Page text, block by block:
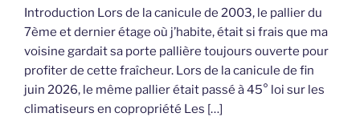
Introduction Lors de la canicule de 2003, le pallier du
7ème et dernier étage où j’habite, était si frais que ma
voisine gardait sa porte pallière toujours ouverte pour
profiter de cette fraîcheur. Lors de la canicule de fin
juin 2026, le même pallier était passé à 45° loi sur les
climatiseurs en copropriété Les […]